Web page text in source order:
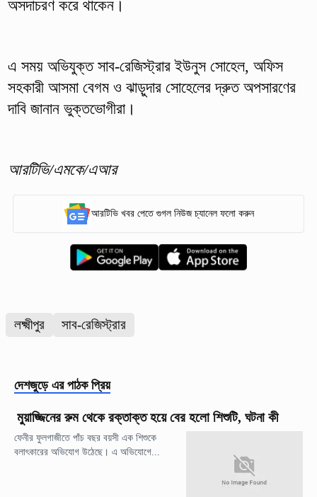
অসদাচরণ করে থাকেন।
এ সময় অভিযুক্ত সাব-রেজিস্ট্রার ইউনুস সোহেল, অফিস
সহকারী আসমা বেগম ও ঝাড়ুদার সোহেলের দ্রুত অপসারণের
দাবি জানান ভুক্তভোগীরা।
আরটিভি/এমকে/এআর
আরটিভি খবর পেতে গুগল নিউজ চ্যানেল ফলো করুন
লক্ষ্মীপুর সাব-রেজিস্ট্রার
দেশজুড়ে এর পাঠক প্রিয়
মুয়াজ্জিনের রুম থেকে রক্তাক্ত হয়ে বের হলো শিশুটি, ঘটনা কী
ফেনীর ফুলগাজীতে পাঁচ বছর বয়সী এক শিশুকে
বলাৎকারের অভিযোগ উঠেছে। এ অভিযোগে...